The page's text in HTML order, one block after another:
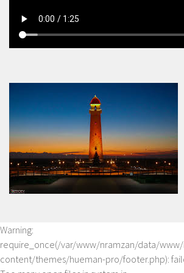
Warning:
require_once(/var/www/nramzan/data/www/
content/themes/hueman-pro/footer.php):